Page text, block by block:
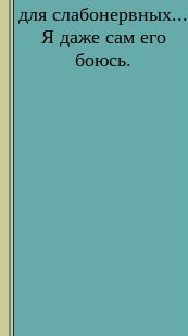
для слабонервных...
Я даже сам его
боюсь.